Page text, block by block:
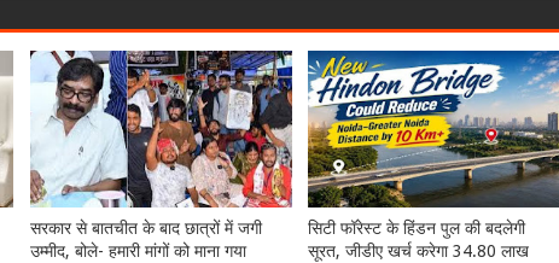
सरकार से बातचीत के बाद छात्रों में जगी
उम्मीद, बोले- हमारी मांगों को माना गया
सिटी फॉरेस्ट के हिंडन पुल की बदलेगी
सूरत, जीडीए खर्च करेगा 34.80 लाख